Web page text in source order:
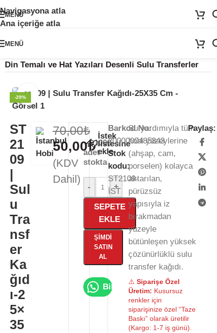
Navigasyona atla
Ana içeriğe atla
🚨ÖNEMLİ DUYURU: Sektörel sezon çalışma takvimimiz nedeniyle24
Temmuz - 24 Ağustos
Sitemizden sipariş vermeye devam edebilirsiniz; tüm kargolarınız
MENÜ
MENÜ
Din Temalı ve Hat Yazıları Desenli Sulu Transferler
-29% Büyütmek için tıklayın
ST
21
09
Sul
u
Tra
nsf
er
Ka
ğıd
ı-2
5×
35
70,00₺
50,00₺
(KDV
Dahil)
1000
adet
stokta
- +
SEPETE
EKLE
ŞIMDI
SATIN
AL
Bilgi Al
İstek
listesine
ekle
Barkod No:
2000000485843
Stok
kodu:
ST2109-
İST
Su yardımıyla tüm
hobi yüzeylerine
(ahşap, cam,
porselen) kolayca
aktarılan,
pürüzsüz
yapısıyla iz
bırakmadan
yüzeyle
bütünleşen yüksek
çözünürlüklü sulu
transfer kağıdı.
⚠️Siparişe Özel
Üretim: Kusursuz
renkler için
siparişinize özel “Taze
Baskı” olarak üretilir
(Kargo: 1-7 iş günü).
Paylaş: